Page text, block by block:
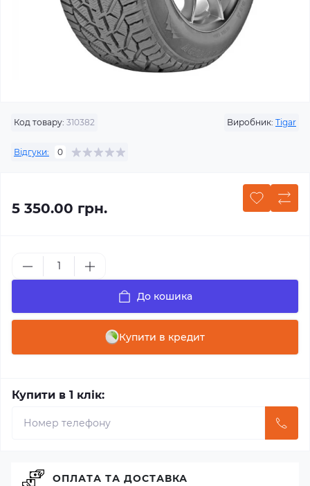
Код товару: 310382 Виробник: Tigar
Відгуки: 0
5 350.00 грн.
До кошика
Купити в кредит
Купити в 1 клік:
ОПЛАТА ТА ДОСТАВКА